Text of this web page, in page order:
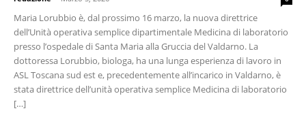
Maria Lorubbio è, dal prossimo 16 marzo, la nuova direttrice
dell’Unità operativa semplice dipartimentale Medicina di laboratorio
presso l’ospedale di Santa Maria alla Gruccia del Valdarno. La
dottoressa Lorubbio, biologa, ha una lunga esperienza di lavoro in
ASL Toscana sud est e, precedentemente all’incarico in Valdarno, è
stata direttrice dell’unità operativa semplice Medicina di laboratorio
[…]